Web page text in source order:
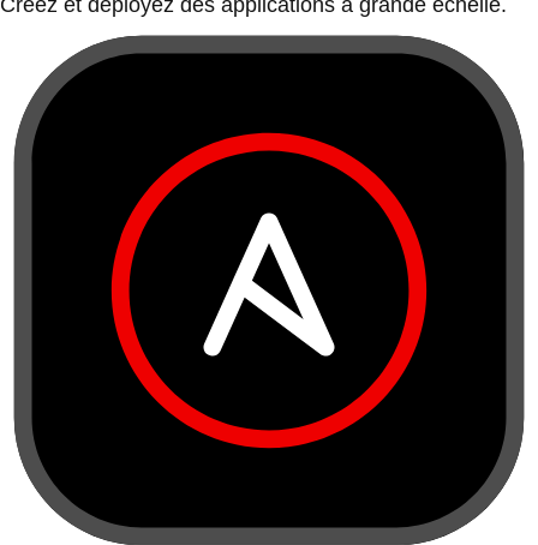
Créez et déployez des applications à grande échelle.